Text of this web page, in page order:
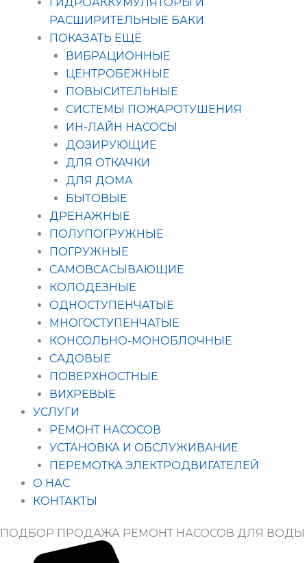
РАСШИРИТЕЛЬНЫЕ БАКИ
ПОКАЗАТЬ ЕЩЁ
ВИБРАЦИОННЫЕ
ЦЕНТРОБЕЖНЫЕ
ПОВЫСИТЕЛЬНЫЕ
СИСТЕМЫ ПОЖАРОТУШЕНИЯ
ИН-ЛАЙН НАСОСЫ
ДОЗИРУЮЩИЕ
ДЛЯ ОТКАЧКИ
ДЛЯ ДОМА
БЫТОВЫЕ
ДРЕНАЖНЫЕ
ПОЛУПОГРУЖНЫЕ
ПОГРУЖНЫЕ
САМОВСАСЫВАЮЩИЕ
КОЛОДЕЗНЫЕ
ОДНОСТУПЕНЧАТЫЕ
МНОГОСТУПЕНЧАТЫЕ
КОНСОЛЬНО-МОНОБЛОЧНЫЕ
САДОВЫЕ
ПОВЕРХНОСТНЫЕ
ВИХРЕВЫЕ
УСЛУГИ
РЕМОНТ НАСОСОВ
УСТАНОВКА И ОБСЛУЖИВАНИЕ
ПЕРЕМОТКА ЭЛЕКТРОДВИГАТЕЛЕЙ
О НАС
КОНТАКТЫ
ПОДБОР ПРОДАЖА РЕМОНТ НАСОСОВ ДЛЯ ВОДЫ